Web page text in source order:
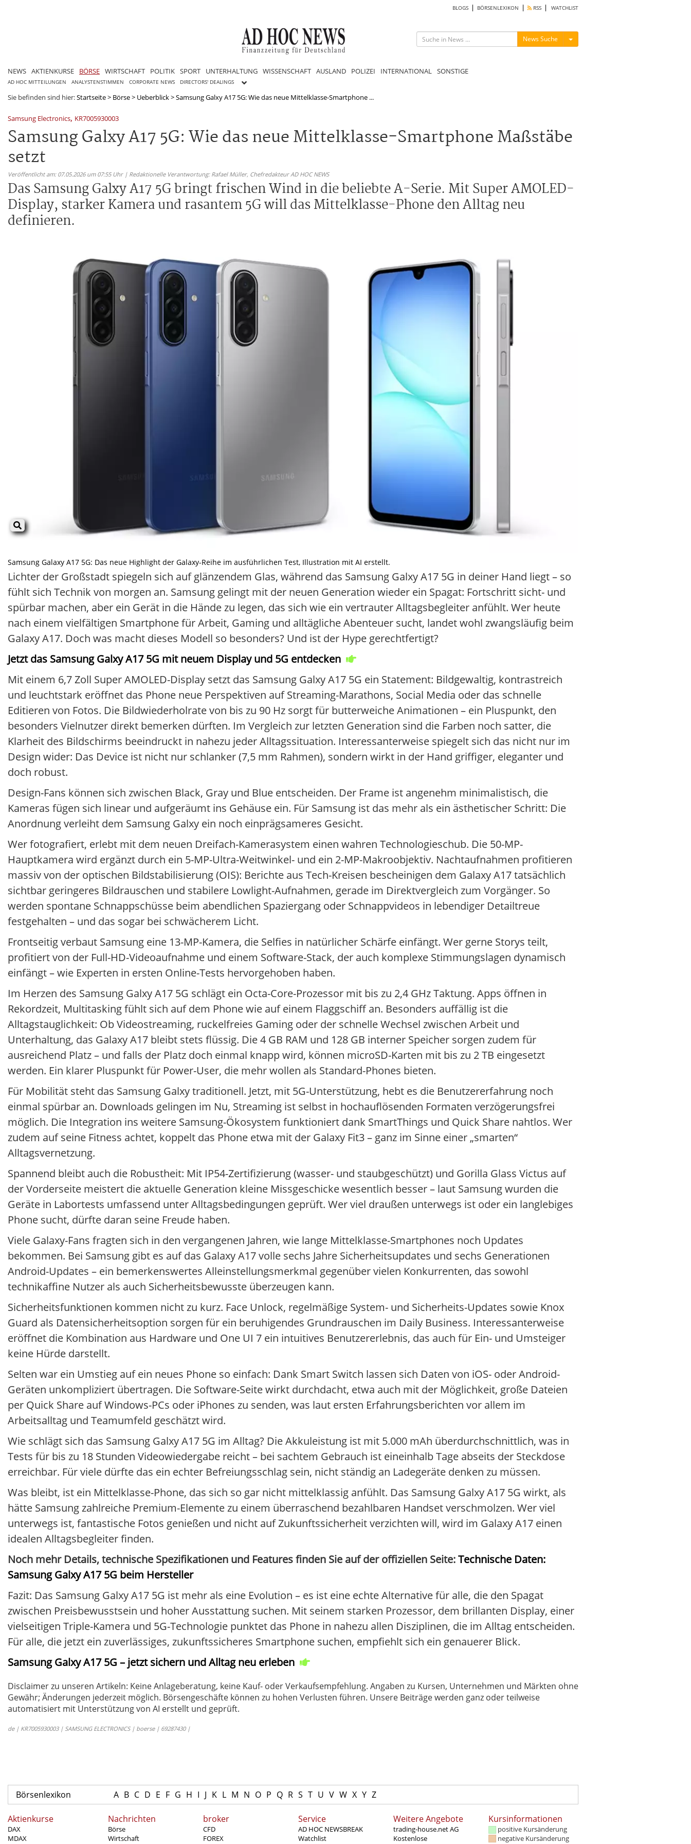
BLOGS BÖRSENLEXIKON RSS WATCHLIST
News Suche Menü ein-/ausblenden
NEWS AKTIENKURSE BÖRSE WIRTSCHAFT POLITIK SPORT UNTERHALTUNG WISSENSCHAFT AUSLAND POLIZEI INTERNATIONAL SONSTIGE
AD HOC MITTEILUNGEN ANALYSTENSTIMMEN CORPORATE NEWS DIRECTORS' DEALINGS
Sie befinden sind hier:Startseite> Börse> Ueberblick>Samsung Galxy A17 5G: Wie das neue Mittelklasse-Smartphone ...
Samsung Electronics, KR7005930003
Samsung Galxy A17 5G: Wie das neue Mittelklasse-Smartphone Maßstäbe
setzt
Veröffentlicht am: 07.05.2026 um 07:55 Uhr | Redaktionelle Verantwortung: Rafael Müller, Chefredakteur AD HOC NEWS
Das Samsung Galxy A17 5G bringt frischen Wind in die beliebte A-Serie. Mit Super AMOLED-
Display, starker Kamera und rasantem 5G will das Mittelklasse-Phone den Alltag neu
definieren.
Samsung Galaxy A17 5G: Das neue Highlight der Galaxy-Reihe im ausführlichen Test, Illustration mit AI erstellt.
Lichter der Großstadt spiegeln sich auf glänzendem Glas, während das Samsung Galxy A17 5G in deiner Hand liegt – so
fühlt sich Technik von morgen an. Samsung gelingt mit der neuen Generation wieder ein Spagat: Fortschritt sicht- und
spürbar machen, aber ein Gerät in die Hände zu legen, das sich wie ein vertrauter Alltagsbegleiter anfühlt. Wer heute
nach einem vielfältigen Smartphone für Arbeit, Gaming und alltägliche Abenteuer sucht, landet wohl zwangsläufig beim
Galaxy A17. Doch was macht dieses Modell so besonders? Und ist der Hype gerechtfertigt?
Jetzt das Samsung Galxy A17 5G mit neuem Display und 5G entdecken
Mit einem 6,7 Zoll Super AMOLED-Display setzt das Samsung Galxy A17 5G ein Statement: Bildgewaltig, kontrastreich
und leuchtstark eröffnet das Phone neue Perspektiven auf Streaming-Marathons, Social Media oder das schnelle
Editieren von Fotos. Die Bildwiederholrate von bis zu 90 Hz sorgt für butterweiche Animationen – ein Pluspunkt, den
besonders Vielnutzer direkt bemerken dürften. Im Vergleich zur letzten Generation sind die Farben noch satter, die
Klarheit des Bildschirms beeindruckt in nahezu jeder Alltagssituation. Interessanterweise spiegelt sich das nicht nur im
Design wider: Das Device ist nicht nur schlanker (7,5 mm Rahmen), sondern wirkt in der Hand griffiger, eleganter und
doch robust.
Design-Fans können sich zwischen Black, Gray und Blue entscheiden. Der Frame ist angenehm minimalistisch, die
Kameras fügen sich linear und aufgeräumt ins Gehäuse ein. Für Samsung ist das mehr als ein ästhetischer Schritt: Die
Anordnung verleiht dem Samsung Galxy ein noch einprägsameres Gesicht.
Wer fotografiert, erlebt mit dem neuen Dreifach-Kamerasystem einen wahren Technologieschub. Die 50-MP-
Hauptkamera wird ergänzt durch ein 5-MP-Ultra-Weitwinkel- und ein 2-MP-Makroobjektiv. Nachtaufnahmen profitieren
massiv von der optischen Bildstabilisierung (OIS): Berichte aus Tech-Kreisen bescheinigen dem Galaxy A17 tatsächlich
sichtbar geringeres Bildrauschen und stabilere Lowlight-Aufnahmen, gerade im Direktvergleich zum Vorgänger. So
werden spontane Schnappschüsse beim abendlichen Spaziergang oder Schnappvideos in lebendiger Detailtreue
festgehalten – und das sogar bei schwächerem Licht.
Frontseitig verbaut Samsung eine 13-MP-Kamera, die Selfies in natürlicher Schärfe einfängt. Wer gerne Storys teilt,
profitiert von der Full-HD-Videoaufnahme und einem Software-Stack, der auch komplexe Stimmungslagen dynamisch
einfängt – wie Experten in ersten Online-Tests hervorgehoben haben.
Im Herzen des Samsung Galxy A17 5G schlägt ein Octa-Core-Prozessor mit bis zu 2,4 GHz Taktung. Apps öffnen in
Rekordzeit, Multitasking fühlt sich auf dem Phone wie auf einem Flaggschiff an. Besonders auffällig ist die
Alltagstauglichkeit: Ob Videostreaming, ruckelfreies Gaming oder der schnelle Wechsel zwischen Arbeit und
Unterhaltung, das Galaxy A17 bleibt stets flüssig. Die 4 GB RAM und 128 GB interner Speicher sorgen zudem für
ausreichend Platz – und falls der Platz doch einmal knapp wird, können microSD-Karten mit bis zu 2 TB eingesetzt
werden. Ein klarer Pluspunkt für Power-User, die mehr wollen als Standard-Phones bieten.
Für Mobilität steht das Samsung Galxy traditionell. Jetzt, mit 5G-Unterstützung, hebt es die Benutzererfahrung noch
einmal spürbar an. Downloads gelingen im Nu, Streaming ist selbst in hochauflösenden Formaten verzögerungsfrei
möglich. Die Integration ins weitere Samsung-Ökosystem funktioniert dank SmartThings und Quick Share nahtlos. Wer
zudem auf seine Fitness achtet, koppelt das Phone etwa mit der Galaxy Fit3 – ganz im Sinne einer „smarten“
Alltagsvernetzung.
Spannend bleibt auch die Robustheit: Mit IP54-Zertifizierung (wasser- und staubgeschützt) und Gorilla Glass Victus auf
der Vorderseite meistert die aktuelle Generation kleine Missgeschicke wesentlich besser – laut Samsung wurden die
Geräte in Labortests umfassend unter Alltagsbedingungen geprüft. Wer viel draußen unterwegs ist oder ein langlebiges
Phone sucht, dürfte daran seine Freude haben.
Viele Galaxy-Fans fragten sich in den vergangenen Jahren, wie lange Mittelklasse-Smartphones noch Updates
bekommen. Bei Samsung gibt es auf das Galaxy A17 volle sechs Jahre Sicherheitsupdates und sechs Generationen
Android-Updates – ein bemerkenswertes Alleinstellungsmerkmal gegenüber vielen Konkurrenten, das sowohl
technikaffine Nutzer als auch Sicherheitsbewusste überzeugen kann.
Sicherheitsfunktionen kommen nicht zu kurz. Face Unlock, regelmäßige System- und Sicherheits-Updates sowie Knox
Guard als Datensicherheitsoption sorgen für ein beruhigendes Grundrauschen im Daily Business. Interessanterweise
eröffnet die Kombination aus Hardware und One UI 7 ein intuitives Benutzererlebnis, das auch für Ein- und Umsteiger
keine Hürde darstellt.
Selten war ein Umstieg auf ein neues Phone so einfach: Dank Smart Switch lassen sich Daten von iOS- oder Android-
Geräten unkompliziert übertragen. Die Software-Seite wirkt durchdacht, etwa auch mit der Möglichkeit, große Dateien
per Quick Share auf Windows-PCs oder iPhones zu senden, was laut ersten Erfahrungsberichten vor allem im
Arbeitsalltag und Teamumfeld geschätzt wird.
Wie schlägt sich das Samsung Galxy A17 5G im Alltag? Die Akkuleistung ist mit 5.000 mAh überdurchschnittlich, was in
Tests für bis zu 18 Stunden Videowiedergabe reicht – bei sachtem Gebrauch ist eineinhalb Tage abseits der Steckdose
erreichbar. Für viele dürfte das ein echter Befreiungsschlag sein, nicht ständig an Ladegeräte denken zu müssen.
Was bleibt, ist ein Mittelklasse-Phone, das sich so gar nicht mittelklassig anfühlt. Das Samsung Galxy A17 5G wirkt, als
hätte Samsung zahlreiche Premium-Elemente zu einem überraschend bezahlbaren Handset verschmolzen. Wer viel
unterwegs ist, fantastische Fotos genießen und nicht auf Zukunftssicherheit verzichten will, wird im Galaxy A17 einen
idealen Alltagsbegleiter finden.
Noch mehr Details, technische Spezifikationen und Features finden Sie auf der offiziellen Seite:Technische Daten:
Samsung Galxy A17 5G beim Hersteller
Fazit: Das Samsung Galxy A17 5G ist mehr als eine Evolution – es ist eine echte Alternative für alle, die den Spagat
zwischen Preisbewusstsein und hoher Ausstattung suchen. Mit seinem starken Prozessor, dem brillanten Display, einer
vielseitigen Triple-Kamera und 5G-Technologie punktet das Phone in nahezu allen Disziplinen, die im Alltag entscheiden.
Für alle, die jetzt ein zuverlässiges, zukunftssicheres Smartphone suchen, empfiehlt sich ein genauerer Blick.
Samsung Galxy A17 5G – jetzt sichern und Alltag neu erleben
Disclaimer zu unseren Artikeln: Keine Anlageberatung, keine Kauf- oder Verkaufsempfehlung. Angaben zu Kursen, Unternehmen und Märkten ohne
Gewähr; Änderungen jederzeit möglich. Börsengeschäfte können zu hohen Verlusten führen. Unsere Beiträge werden ganz oder teilweise
automatisiert mit Unterstützung von AI erstellt und geprüft.
de | KR7005930003 | SAMSUNG ELECTRONICS | boerse | 69287430 |
Börsenlexikon A B C D E F G H I J K L M N O P Q R S T U V W X Y Z
Aktienkurse
DAX
MDAX
Nachrichten
Börse
Wirtschaft
broker
CFD
FOREX
Service
AD HOC NEWSBREAK
Watchlist
Weitere Angebote
trading-house.net AG
Kostenlose
Kursinformationen
positive Kursänderung
negative Kursänderung